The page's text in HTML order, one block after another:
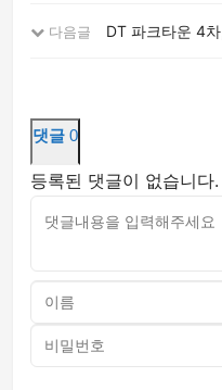
다음글 DT 파크타운 4
댓글 0
등록된 댓글이 없습니다.